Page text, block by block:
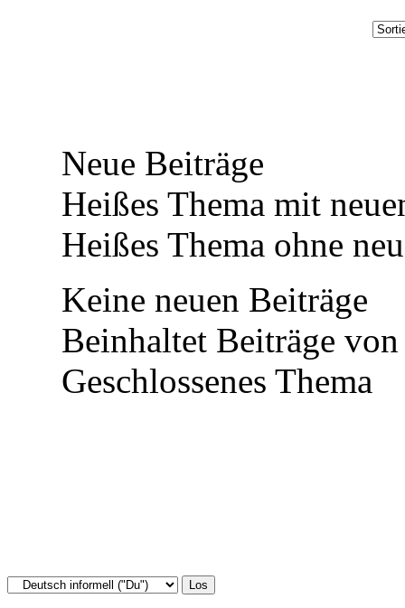
Neue Beiträge
Heißes Thema mit
Heißes Thema ohne
Keine neuen Beiträge
Beinhaltet Beiträge
Geschlossenes Thema